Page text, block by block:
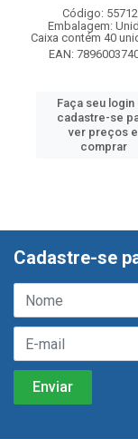
Código:
Embalagem:
Caixa contém 40
EAN:
Faça seu login
cadastre-se
ver preços e
comprar
Cadastre-se